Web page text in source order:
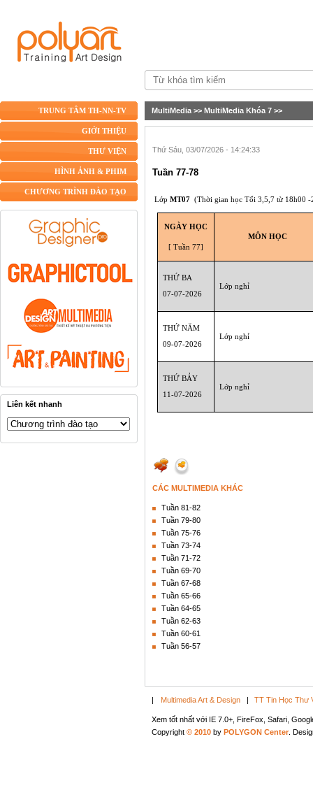
TRUNG TÂM TH-NN-TV
GIỚI THIỆU
THƯ VIỆN
HÌNH ẢNH & PHIM
CHƯƠNG TRÌNH ĐÀO TẠO
Liên kết nhanh
MultiMedia >> MultiMedia Khóa 7 >>
Thứ Sáu, 03/07/2026 - 14:24:33
Tuần 77-78
Lớp MT07 (Thời gian học Tối 3,5,7 từ 18h00 -
NGÀY HỌC
[ Tuần 77]
MÔN HỌC
THỨ BA
07-07-2026
Lớp nghỉ
THỨ NĂM
09-07-2026
Lớp nghỉ
THỨ BẢY
11-07-2026
Lớp nghỉ
CÁC MULTIMEDIA KHÁC
Tuần 81-82
Tuần 79-80
Tuần 75-76
Tuần 73-74
Tuần 71-72
Tuần 69-70
Tuần 67-68
Tuần 65-66
Tuần 64-65
Tuần 62-63
Tuần 60-61
Tuần 56-57
| Multimedia Art & Design | TT Tin Học Thư
Xem tốt nhất với IE 7.0+, FireFox, Safari,
Copyright © 2010 by POLYGON Center .